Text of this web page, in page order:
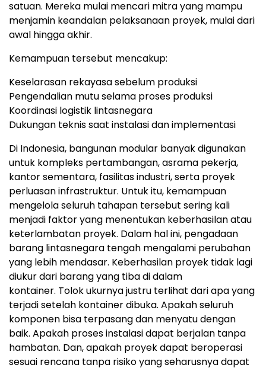
satuan. Mereka mulai mencari mitra yang mampu
menjamin keandalan pelaksanaan proyek, mulai dari
awal hingga akhir.
Kemampuan tersebut mencakup:
Keselarasan rekayasa sebelum produksi
Pengendalian mutu selama proses produksi
Koordinasi logistik lintasnegara
Dukungan teknis saat instalasi dan implementasi
Di Indonesia, bangunan modular banyak digunakan
untuk kompleks pertambangan, asrama pekerja,
kantor sementara, fasilitas industri, serta proyek
perluasan infrastruktur. Untuk itu, kemampuan
mengelola seluruh tahapan tersebut sering kali
menjadi faktor yang menentukan keberhasilan atau
keterlambatan proyek. Dalam hal ini, pengadaan
barang lintasnegara tengah mengalami perubahan
yang lebih mendasar. Keberhasilan proyek tidak lagi
diukur dari barang yang tiba di dalam
kontainer. Tolok ukurnya justru terlihat dari apa yang
terjadi setelah kontainer dibuka. Apakah seluruh
komponen bisa terpasang dan menyatu dengan
baik. Apakah proses instalasi dapat berjalan tanpa
hambatan. Dan, apakah proyek dapat beroperasi
sesuai rencana tanpa risiko yang seharusnya dapat